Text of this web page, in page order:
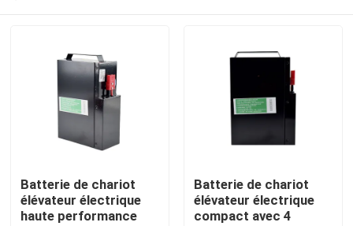
Au sujet de nous
Batterie de chariot
élévateur électrique
haute performance
Batterie de chariot
élévateur électrique
compact avec 4